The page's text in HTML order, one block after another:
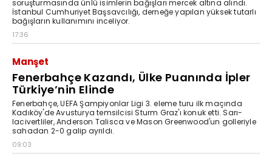
soruşturmasında ünlü isimlerin bağışları mercek altına alındı.
İstanbul Cumhuriyet Başsavcılığı, derneğe yapılan yüksek tutarlı
bağışların kullanımını inceliyor.
17:36
Manşet
Fenerbahçe Kazandı, Ülke Puanında İpler
Türkiye’nin Elinde
Fenerbahçe, UEFA Şampiyonlar Ligi 3. eleme turu ilk maçında
Kadıköy'de Avusturya temsilcisi Sturm Graz'ı konuk etti. Sarı-
lacivertliler, Anderson Talisca ve Mason Greenwood'un golleriyle
sahadan 2-0 galip ayrıldı.
09:03